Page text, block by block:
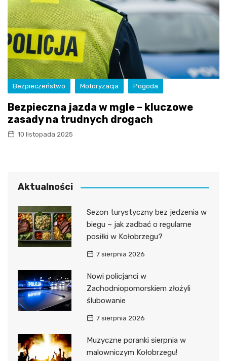
Bezpieczeństwo Motoryzacja Pogoda
Bezpieczna jazda w mgle – kluczowe
zasady na trudnych drogach
10 listopada 2025
Aktualności
Sezon turystyczny bez jedzenia w
biegu – jak zadbać o regularne
posiłki w Kołobrzegu?
7 sierpnia 2026
Nowi policjanci w
Zachodniopomorskiem złożyli
ślubowanie
7 sierpnia 2026
Muzyczne poranki sierpnia w
malowniczym Kołobrzegu!